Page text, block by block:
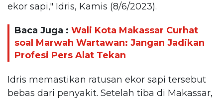
ekor sapi," Idris, Kamis (8/6/2023).
Baca Juga : Wali Kota Makassar Curhat
soal Marwah Wartawan: Jangan Jadikan
Profesi Pers Alat Tekan
Idris memastikan ratusan ekor sapi tersebut
bebas dari penyakit. Setelah tiba di Makassar,